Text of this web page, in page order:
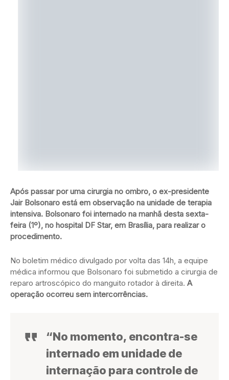
Após passar por uma cirurgia no ombro, o ex-presidente
Jair Bolsonaro está em observação na unidade de terapia
intensiva. Bolsonaro foi internado na manhã desta sexta-
feira (1º), no hospital DF Star, em Brasília, para realizar o
procedimento.
No boletim médico divulgado por volta das 14h, a equipe
médica informou que Bolsonaro foi submetido a cirurgia de
reparo artroscópico do manguito rotador à direita. A
operação ocorreu sem intercorrências.
“No momento, encontra-se
internado em unidade de
internação para controle de